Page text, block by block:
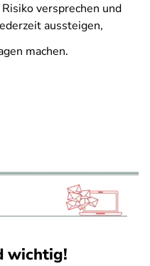
versprechen und
aussteigen,
machen.
wichtig!